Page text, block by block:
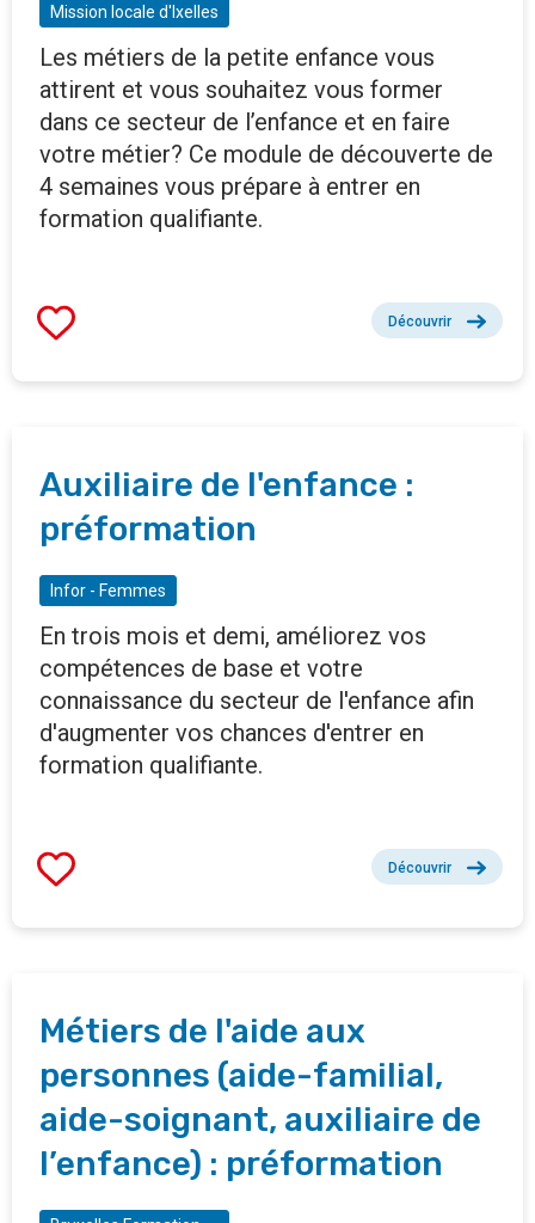
Mission locale d'Ixelles
Les métiers de la petite enfance vous
attirent et vous souhaitez vous former
dans ce secteur de l’enfance et en faire
votre métier? Ce module de découverte de
4 semaines vous prépare à entrer en
formation qualifiante.
Découvrir
Auxiliaire de l'enfance :
préformation
Infor - Femmes
En trois mois et demi, améliorez vos
compétences de base et votre
connaissance du secteur de l'enfance afin
d'augmenter vos chances d'entrer en
formation qualifiante.
Découvrir
Métiers de l'aide aux
personnes (aide-familial,
aide-soignant, auxiliaire de
l’enfance) : préformation